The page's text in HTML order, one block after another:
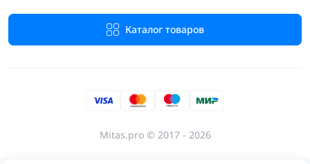
Каталог товаров
Mitas.pro © 2017 - 2026